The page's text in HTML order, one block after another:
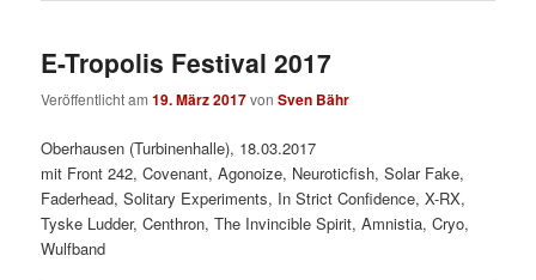
E-Tropolis Festival 2017
Veröffentlicht am19. März 2017vonSven Bähr
Oberhausen (Turbinenhalle), 18.03.2017
mit Front 242, Covenant, Agonoize, Neuroticfish, Solar Fake,
Faderhead, Solitary Experiments, In Strict Confidence, X-RX,
Tyske Ludder, Centhron, The Invincible Spirit, Amnistia, Cryo,
Wulfband